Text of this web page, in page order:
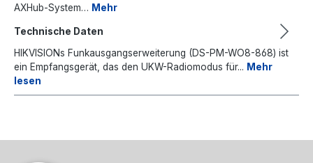
AXHub-System… Mehr
Technische Daten
HIKVISIONs Funkausgangserweiterung (DS-PM-WO8-868) ist
ein Empfangsgerät, das den UKW-Radiomodus für... Mehr
lesen